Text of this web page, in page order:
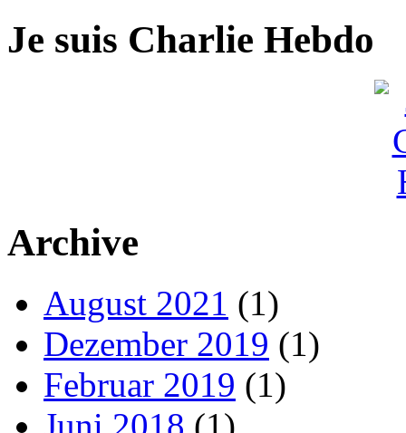
Je suis Charlie Hebdo
Archive
August 2021 (1)
Dezember 2019 (1)
Februar 2019 (1)
Juni 2018 (1)